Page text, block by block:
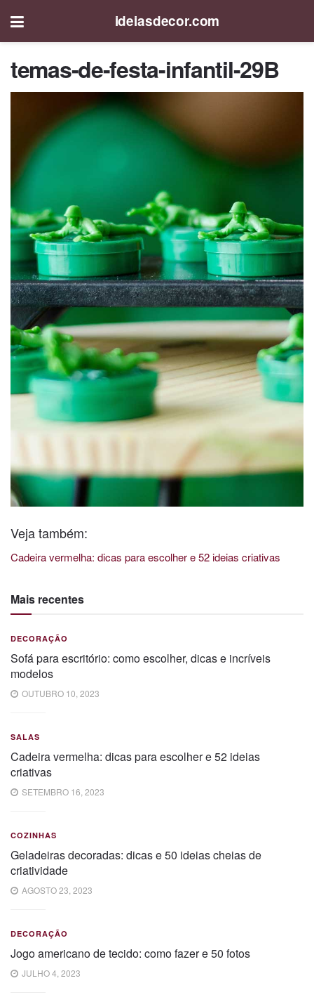
ideiasdecor.com
temas-de-festa-infantil-29B
Veja também:
Cadeira vermelha: dicas para escolher e 52 ideias criativas
Mais recentes
DECORAÇÃO
Sofá para escritório: como escolher, dicas e incríveis
modelos
OUTUBRO 10, 2023
SALAS
Cadeira vermelha: dicas para escolher e 52 ideias
criativas
SETEMBRO 16, 2023
COZINHAS
Geladeiras decoradas: dicas e 50 ideias cheias de
criatividade
AGOSTO 23, 2023
DECORAÇÃO
Jogo americano de tecido: como fazer e 50 fotos
JULHO 4, 2023